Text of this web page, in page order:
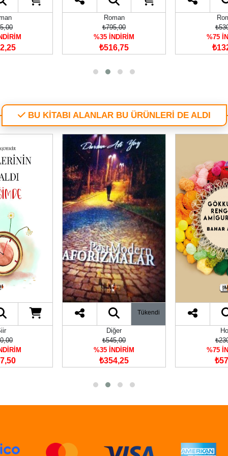
Roman
₺530,00
%75 İNDİRİM
₺132,50
%35
BU KİTABI ALANLAR BU ÜRÜNLERİ DE ALDI
Tükendi
Diğer
İNDİRİM
Hobi
₺230,00
%75 İNDİRİM
₺57,50